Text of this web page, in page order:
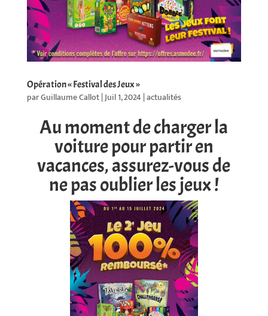
Opération « Festival des Jeux »
parGuillaume Callot|Juil 1, 2024|actualités
Au moment de charger la
voiture pour partir en
vacances, assurez-vous de
ne pas oublier les jeux !